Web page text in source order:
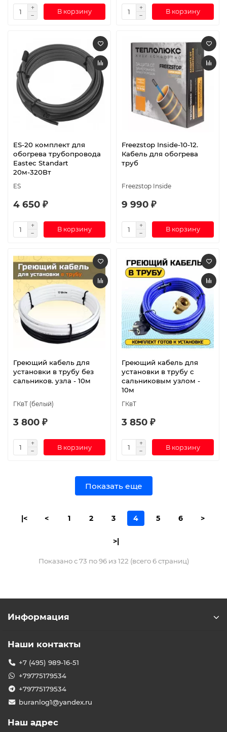
В корзину В корзину
ES-20 комплект для
обогрева трубопровода
Eastec Standart
20м-320Вт
ES
4 650 ₽
В корзину
Freezstop Inside-10-12.
Кабель для обогрева
труб
Freezstop Inside
9 990 ₽
В корзину
Греющий кабель для
установки в трубу без
сальников. узла - 10м
ГКвТ (белый)
3 800 ₽
В корзину
Греющий кабель для
установки в трубу с
сальниковым узлом -
10м
ГКвТ
3 850 ₽
В корзину
Показать еще
|< < 1 2 3 4 5 6 >
>|
Показано с 73 по 96 из 122 (всего 6 страниц)
Информация
Наши контакты
+7 (495) 989-16-51
+79775179534
+79775179534
buranlog1@yandex.ru
Наш адрес